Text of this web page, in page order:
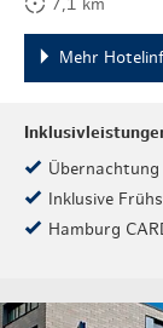
7,1 km
Mehr
Inklusive
Hamburg